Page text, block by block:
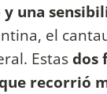
una
el
Estasdos
recorrió